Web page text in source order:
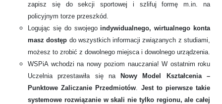
zapisz się do sekcji sportowej i szlifuj formę m.in. na
policyjnym torze przeszkód.
Logując się do swojego indywidualnego, wirtualnego konta
masz dostęp do wszystkich informacji związanych z studiami,
możesz to zrobić z dowolnego miejsca i dowolnego urządzenia.
WSPiA wchodzi na nowy poziom nauczania! W ostatnim roku
Uczelnia przestawiła się na
Nowy Model Kształcenia –
Punktowe Zaliczanie Przedmiotów. Jest to pierwsze takie
systemowe rozwiązanie w skali nie tylko regionu, ale całej